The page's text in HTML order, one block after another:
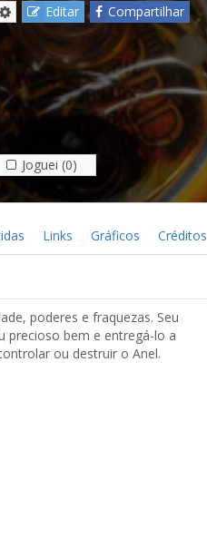
Editar
Compartilhar
Joguei (0)
Links Gráficos Créditos
poderes e fraquezas. Seu
precioso bem e entregá-lo a
ou destruir o Anel.